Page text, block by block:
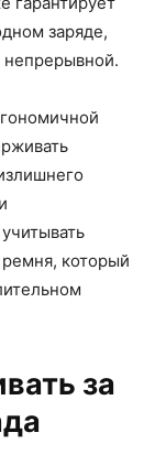
заряде,
непрерывной.
который
за